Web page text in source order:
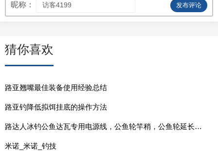
昵称： 发布评论
猜你喜欢
路亚翘嘴最佳装备使用经验总结
路亚钓降低拟饵挂底的操作方法
路达人冰钓公鱼达瓦专用电源线，公鱼轮竿稍，公鱼轮延长节，角度转换器产品介绍
米诺_米诺_钓技